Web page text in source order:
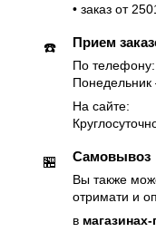
• заказ от
☎️ Прием
По телефону:
На сайте:
🏪 Самовывоз
Вы также
отримати и
в